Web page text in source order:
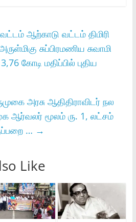
ஆற்காடு வட்டம் திமிரி
சுப்பிரமணிய சுவாமி
கோடி மதிப்பில் புதிய
அரசு ஆதிதிராவிடர் நல
ஆர்வலர் மூலம் ரு. 1, லட்சம்
… →
Like